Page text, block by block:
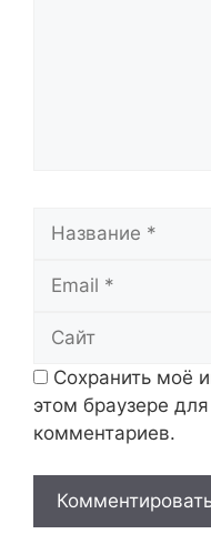
Сохранить моё
этом браузере
комментариев.